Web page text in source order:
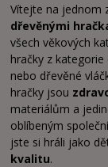
Vítejte na jednom
dřevěnými
všech věkových
hračky z
nebo dřevěné
hračky jsou
materiálům a
oblíbeným
jste si hráli jako
kvalitu.